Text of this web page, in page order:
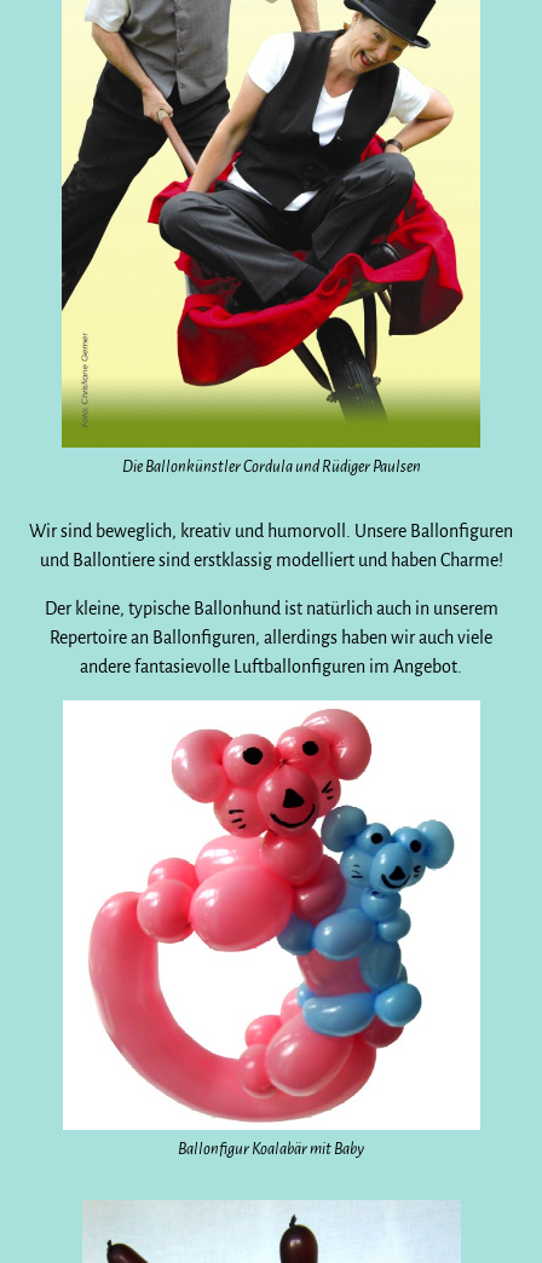
Die Ballonkünstler Cordula und Rüdiger Paulsen
Wir sind beweglich, kreativ und humorvoll. Unsere Ballonfiguren
und Ballontiere sind erstklassig modelliert und haben Charme!
Der kleine, typische Ballonhund ist natürlich auch in unserem
Repertoire an Ballonfiguren, allerdings haben wir auch viele
andere fantasievolle Luftballonfiguren im Angebot.
Ballonfigur Koalabär mit Baby